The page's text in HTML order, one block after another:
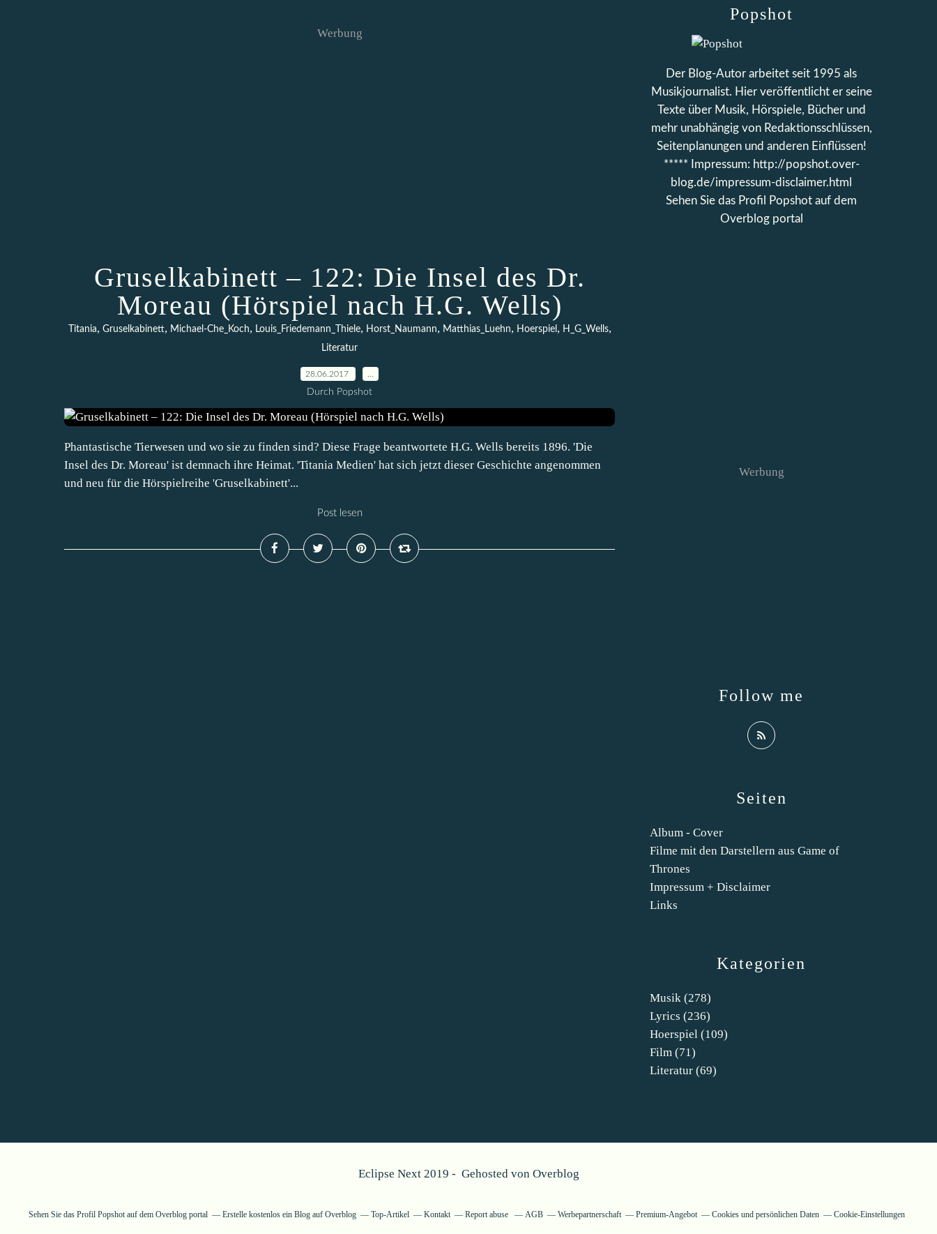
Werbung
Gruselkabinett – 122: Die Insel des Dr.
Moreau (Hörspiel nach H.G. Wells)
Titania, Gruselkabinett, Michael-Che_Koch, Louis_Friedemann_Thiele, Horst_Naumann, Matthias_Luehn, Hoerspiel, H_G_Wells,
Literatur
28.06.2017
Durch Popshot
Phantastische Tierwesen und wo sie zu finden sind? Diese Frage beantwortete H.G. Wells bereits 1896. 'Die
Insel des Dr. Moreau' ist demnach ihre Heimat. 'Titania Medien' hat sich jetzt dieser Geschichte angenommen
und neu für die Hörspielreihe 'Gruselkabinett'...
Post lesen
Kategorien
Musik (278)
Lyrics (236)
Hoerspiel (109)
Film (71)
Literatur (69)
Seiten
Album - Cover
Filme mit den Darstellern aus Game of
Thrones
Impressum + Disclaimer
Links
Popshot
Der Blog-Autor arbeitet seit 1995 als
Musikjournalist. Hier veröffentlicht er seine
Texte über Musik, Hörspiele, Bücher und
mehr unabhängig von Redaktionsschlüssen,
Seitenplanungen und anderen Einflüssen!
***** Impressum: http://popshot.over-
blog.de/impressum-disclaimer.html
Sehen Sie das Profil
Popshot auf dem
Overblog portal
Follow me
Werbung
Eclipse Next 2019 - Gehosted von Overblog
Sehen Sie das Profil Popshotauf dem Overblog portal Erstelle kostenlos ein Blog auf Overblog Top-Artikel Kontakt Report abuse AGB Werbepartnerschaft Premium-Angebot Cookies und persönlichen Daten Cookie-Einstellungen